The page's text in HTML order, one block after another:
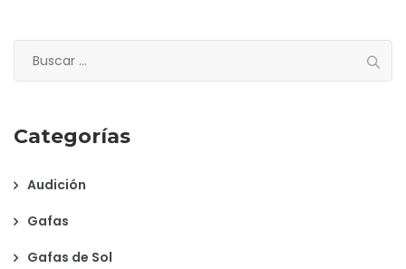
Categorías
Audición
Gafas
Gafas de Sol